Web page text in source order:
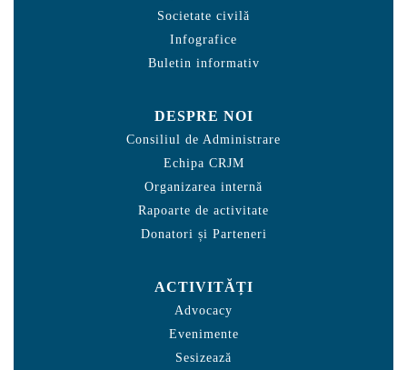
Societate civilă
Infografice
Buletin informativ
DESPRE NOI
Consiliul de Administrare
Echipa CRJM
Organizarea internă
Rapoarte de activitate
Donatori și Parteneri
ACTIVITĂȚI
Advocacy
Evenimente
Sesizează